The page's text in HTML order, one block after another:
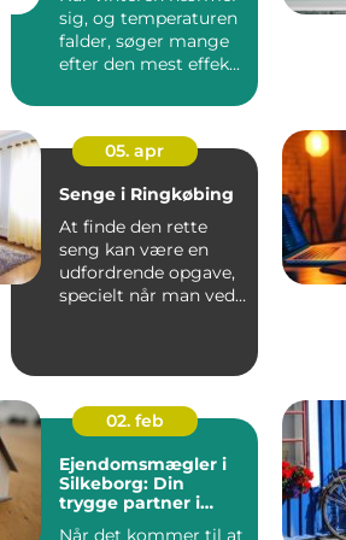
sig, og temperaturen
falder, søger mange
efter den mest effek...
05. apr
Senge i Ringkøbing
At finde den rette
seng kan være en
udfordrende opgave,
specielt når man ved,
02. feb
Ejendomsmægler i
Silkeborg: Din
trygge partner i
Når det kommer til at